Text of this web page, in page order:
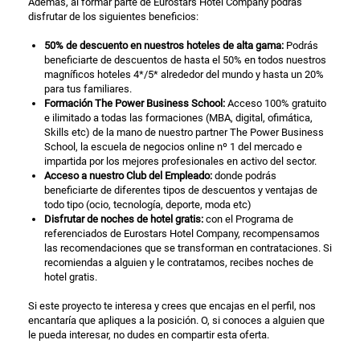
disfrutar de los siguientes beneficios:
50% de descuento en nuestros hoteles de alta gama: Podrás
beneficiarte de descuentos de hasta el 50% en todos nuestros
magníficos hoteles 4*/5* alrededor del mundo y hasta un 20%
para tus familiares.
Formación The Power Business School: Acceso 100% gratuito
e ilimitado a todas las formaciones (MBA, digital, ofimática,
Skills etc) de la mano de nuestro partner The Power Business
School, la escuela de negocios online nº 1 del mercado e
impartida por los mejores profesionales en activo del sector.
Acceso a nuestroClub del Empleado: donde podrás
beneficiarte de diferentes tipos de descuentos y ventajas de
todo tipo (ocio, tecnología, deporte, moda etc)
Disfrutar de noches de hotel gratis: con el Programa de
referenciados de Eurostars Hotel Company, recompensamos
las recomendaciones que se transforman en contrataciones. Si
recomiendas a alguien y le contratamos, recibes noches de
hotel gratis.
Si este proyecto te interesa y crees que encajas en el perfil, nos
encantaría que apliques a la posición. O, si conoces a alguien que
le pueda interesar, no dudes en compartir esta oferta.